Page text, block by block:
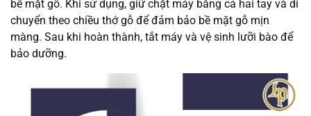
bề mặt gỗ. Khi sử dụng, giữ chặt máy bằng cả hai tay và di
chuyển theo chiều thớ gỗ để đảm bảo bề mặt gỗ mịn
màng. Sau khi hoàn thành, tắt máy và vệ sinh lưỡi bào để
bảo dưỡng.